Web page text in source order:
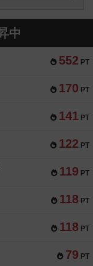
中
552 PT
170 PT
141 PT
122 PT
119 PT
118 PT
118 PT
79 PT